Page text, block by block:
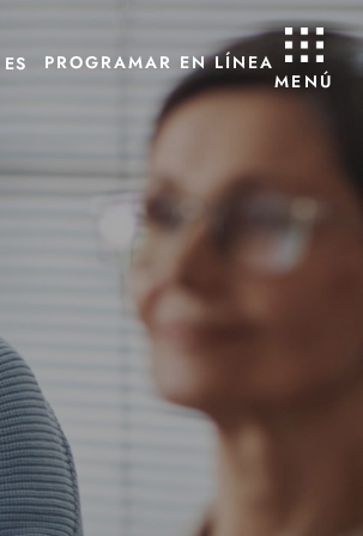
ES
PROGRAMAR EN LÍNEA
MENÚ